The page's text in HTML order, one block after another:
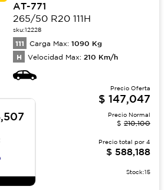
AT-771
265/50 R20 111H
sku:12228
111 Carga Max: 1090 Kg
H Velocidad Max: 210 Km/h
Precio Oferta
$ 147,047
Precio Normal
$ 210,100
Precio total por 4
$ 588,188
Stock:15